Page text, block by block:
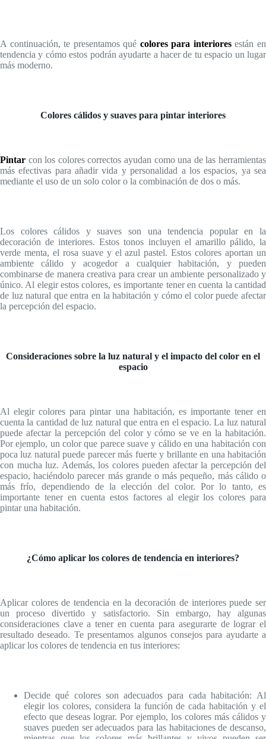
A continuación, te presentamos qué colores para interioresestán en
tendencia y cómo estos podrán ayudarte a hacer de tu espacio un lugar
más moderno.
Colores cálidos y suaves para pintar interiores
Pintar con los colores correctos ayudan como una de las herramientas
más efectivas para añadir vida y personalidad a los espacios, ya sea
mediante el uso de un solo color o la combinación de dos o más.
Los colores cálidos y suaves son una tendencia popular en la
decoración de interiores. Estos tonos incluyen el amarillo pálido, la
verde menta, el rosa suave y el azul pastel. Estos colores aportan un
ambiente cálido y acogedor a cualquier habitación, y pueden
combinarse de manera creativa para crear un ambiente personalizado y
único. Al elegir estos colores, es importante tener en cuenta la cantidad
de luz natural que entra en la habitación y cómo el color puede afectar
la percepción del espacio.
Consideraciones sobre la luz natural y el impacto del color en el
espacio
Al elegir colores para pintar una habitación, es importante tener en
cuenta la cantidad de luz natural que entra en el espacio. La luz natural
puede afectar la percepción del color y cómo se ve en la habitación.
Por ejemplo, un color que parece suave y cálido en una habitación con
poca luz natural puede parecer más fuerte y brillante en una habitación
con mucha luz. Además, los colores pueden afectar la percepción del
espacio, haciéndolo parecer más grande o más pequeño, más cálido o
más frío, dependiendo de la elección del color. Por lo tanto, es
importante tener en cuenta estos factores al elegir los colores para
pintar una habitación.
¿Cómo aplicar los colores de tendencia en interiores?
Aplicar colores de tendencia en la decoración de interiores puede ser
un proceso divertido y satisfactorio. Sin embargo, hay algunas
consideraciones clave a tener en cuenta para asegurarte de lograr el
resultado deseado. Te presentamos algunos consejos para ayudarte a
aplicar los colores de tendencia en tus interiores:
Decide qué colores son adecuados para cada habitación: Al
elegir los colores, considera la función de cada habitación y el
efecto que deseas lograr. Por ejemplo, los colores más cálidos y
suaves pueden ser adecuados para las habitaciones de descanso,